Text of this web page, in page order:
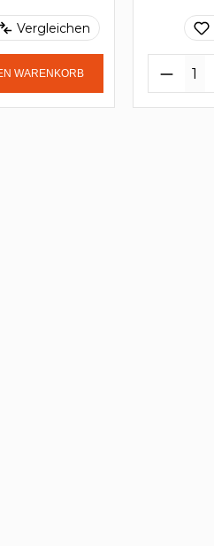
Vergleichen
WARENKORB